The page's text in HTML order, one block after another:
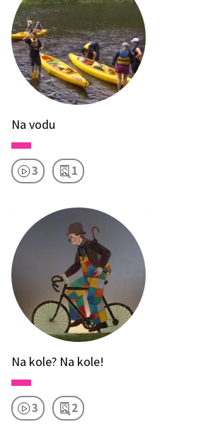
Na vodu
3 1
Na kole? Na kole!
3 2